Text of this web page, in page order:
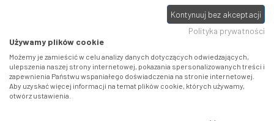
swój bon" na towary z oferty VELO, aktualnie dostępnej na stronie
, w ramach sprzedaży premiowej. Dowiedz się jak
stronie promocji. Prezentowana wartość
eBonu uwzględnia fakt wyrażenia - w procesie rejestracji w Panelu
klienta- zgody na otrzymywanie drogą mailową informacji handlowo-
marketingowe, np. newsletter rowerowy. W przypadku braku zgody
wartość eBonu zostanie obniżona o 10 zł.
Pamiętaj, że eBony za produkty SIDI dotyczą zakupów w sklepach
SIDI Center, produkty Castelli zakupów w placówkach tworzących
Castelli Center.
Kontynuuj bez akceptacji
Polityka prywatności
Używamy plików cookie
Możemy je zamieścić w celu analizy danych dotyczących odwiedzających,
ulepszenia naszej strony internetowej, pokazania spersonalizowanych treści i
zapewnienia Państwu wspaniałego doświadczenia na stronie internetowej.
Aby uzyskać więcej informacji na temat plików cookie, których używamy,
otwórz ustawienia.